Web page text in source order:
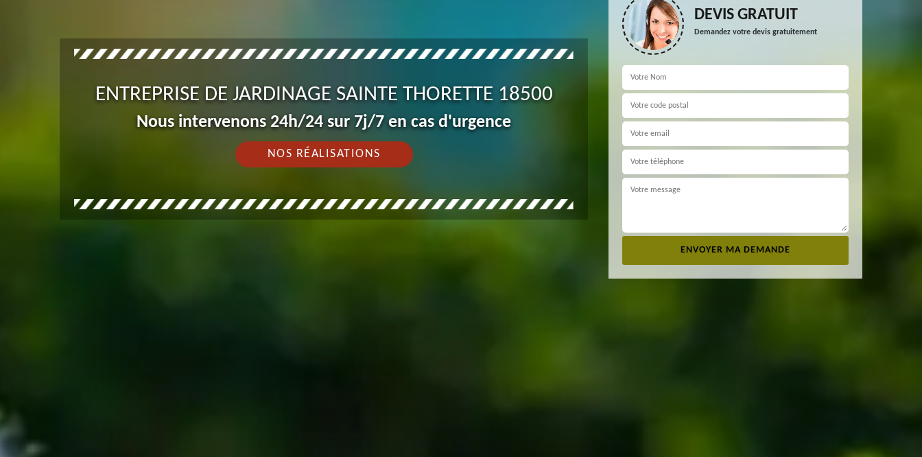
ENTREPRISE DE JARDINAGE SAINTE THORETTE 18500
Nous intervenons 24h/24 sur 7j/7 en cas d'urgence
NOS RÉALISATIONS
DEVIS GRATUIT
Demandez votre devis gratuitement